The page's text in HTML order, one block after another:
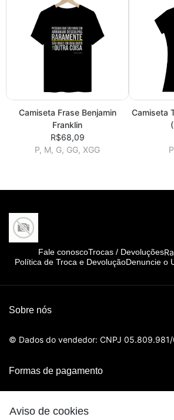
Camiseta Frase Benjamin
Franklin
R$68,09
P, M, G, GG, XGG
Camiseta
Aviso de cookies
Fale conoscoTrocas / Devoluções
Política de Troca e DevoluçãoDenuncie o
Sobre nós
© Dados do vendedor: CNPJ
Formas de pagamento